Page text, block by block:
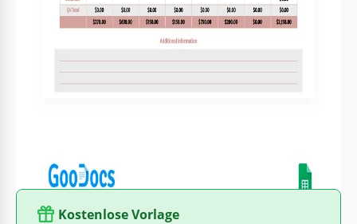
Das Erstellen eines Jahresberichts für Ihr Unternehmen ist
eine ziemlich schwierige Aufgabe. TheGoodocs bietet jedoch
eine Option, dies viel einfacher zu machen. Verwenden Sie
unsere Vorlage für den jährlichen Kostenbericht mit sanften
Farben und Sie können direkt mit dem Ausfüllen der
Kostenlose Vorlage